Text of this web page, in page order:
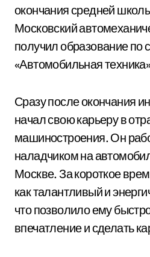
окончания средней
Московский
получил образование по
«Автомобильная
Сразу после окончания
начал свою карьеру в
машиностроения. Он
наладчиком на
Москве. За короткое
как талантливый и
что позволило ему
впечатление и сделать